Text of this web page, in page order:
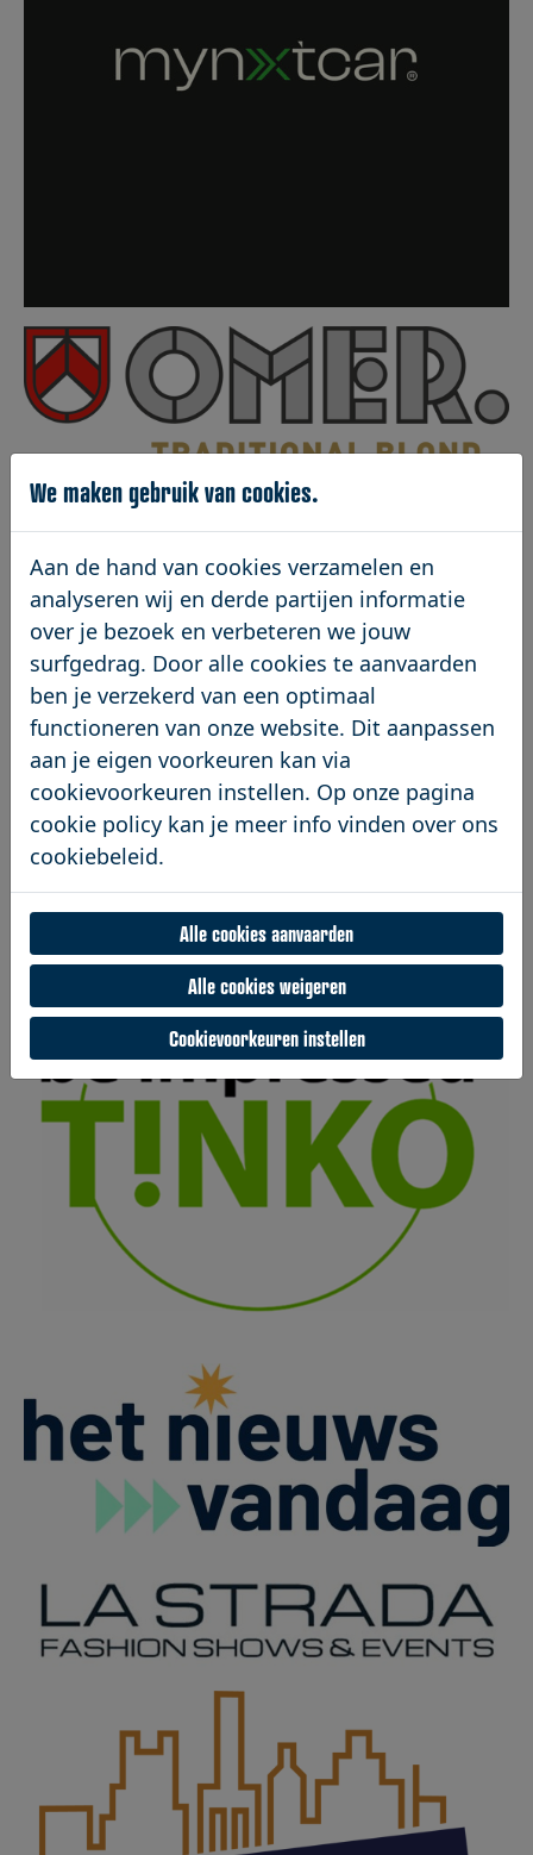
We maken gebruik van cookies.
Aan de hand van cookies verzamelen en
analyseren wij en derde partijen informatie
over je bezoek en verbeteren we jouw
surfgedrag. Door alle cookies te aanvaarden
ben je verzekerd van een optimaal
functioneren van onze website. Dit aanpassen
aan je eigen voorkeuren kan via
cookievoorkeuren instellen. Op onze pagina
cookie policy kan je meer info vinden over ons
cookiebeleid.
Alle cookies aanvaarden
Alle cookies weigeren
Cookievoorkeuren instellen